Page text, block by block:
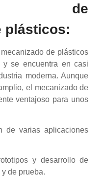
de
plásticos:
de plásticos
y se encuentra en casi
moderna. Aunque
el mecanizado de
ventajoso para unos
de varias aplicaciones
y desarrollo de
de prueba.